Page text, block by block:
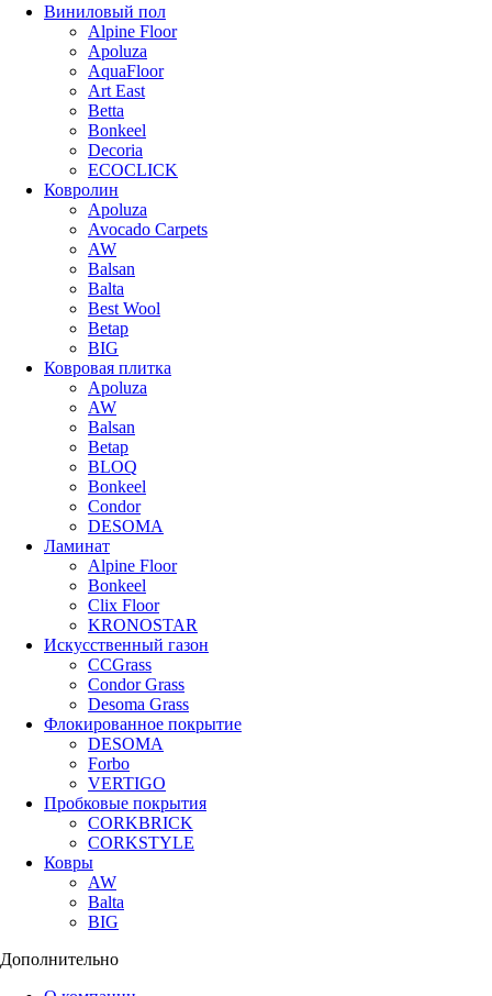
Виниловый пол
Alpine Floor
Apoluza
AquaFloor
Art East
Betta
Bonkeel
Decoria
ECOCLICK
Ковролин
Apoluza
Avocado Carpets
AW
Balsan
Balta
Best Wool
Betap
BIG
Ковровая плитка
Apoluza
AW
Balsan
Betap
BLOQ
Bonkeel
Condor
DESOMA
Ламинат
Alpine Floor
Bonkeel
Clix Floor
KRONOSTAR
Искусственный газон
CCGrass
Condor Grass
Desoma Grass
Флокированное покрытие
DESOMA
Forbo
VERTIGO
Пробковые покрытия
CORKBRICK
CORKSTYLE
Ковры
AW
Balta
BIG
Дополнительно